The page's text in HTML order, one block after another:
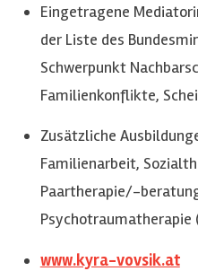
Eingetragene
der Liste des
Schwerpunkt
Familienkonflikte,
Zusätzliche
Familienarbeit,
Paartherapie/-
Psychotraumatherapie
www.kyra-vovsik.at